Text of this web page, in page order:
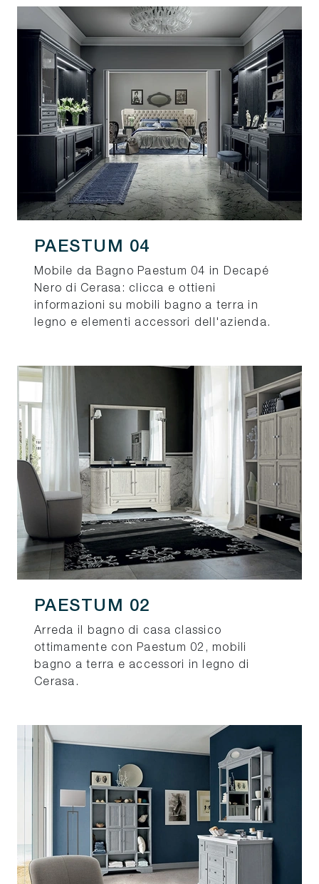
PAESTUM 04
Mobile da Bagno Paestum 04 in Decapé
Nero di Cerasa: clicca e ottieni
informazioni su mobili bagno a terra in
legno e elementi accessori dell'azienda.
PAESTUM 02
Arreda il bagno di casa classico
ottimamente con Paestum 02, mobili
bagno a terra e accessori in legno di
Cerasa.